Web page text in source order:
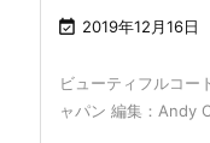
 2019年12月16日
ビューティフルコー
ャパン 編集：Andy